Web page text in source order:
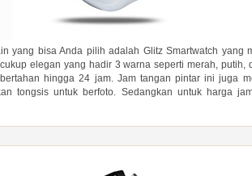
yang bisa Anda pilih adalah Glitz Smartwatch yang
elegan yang hadir 3 warna seperti merah, putih,
hingga 24 jam. Jam tangan pintar ini juga
tongsis untuk berfoto. Sedangkan untuk harga